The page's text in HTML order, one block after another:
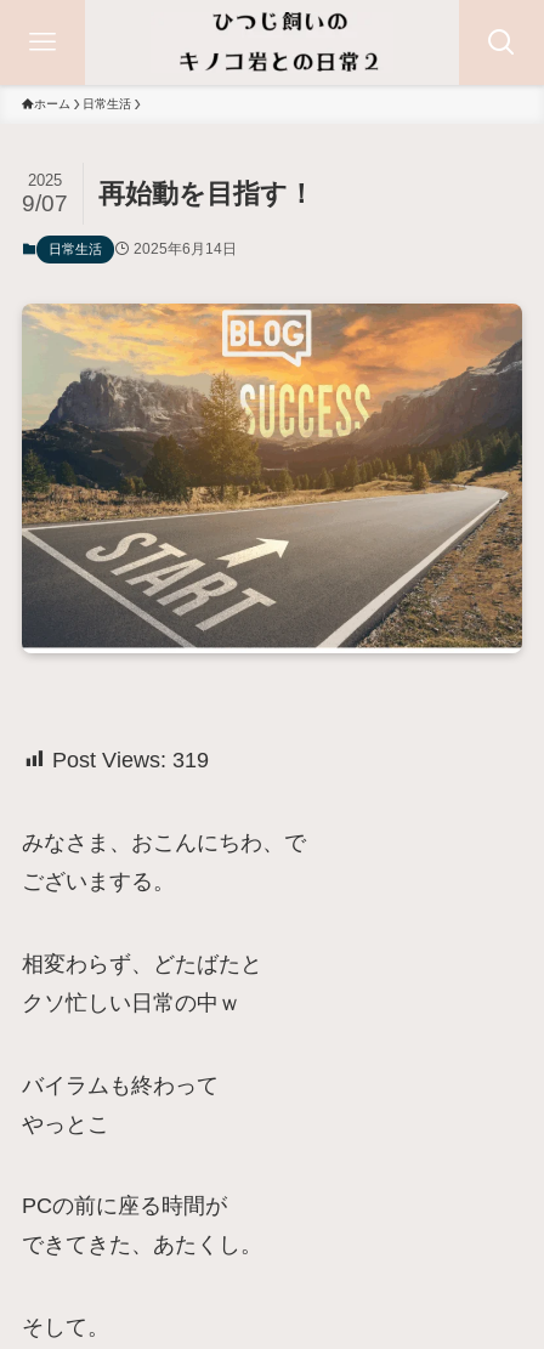
ホーム 日常生活
再始動を目指す！
2025
9/07
日常生活 2025年6月14日
Post Views: 319
みなさま、おこんにちわ、で
ございまする。
相変わらず、どたばたと
クソ忙しい日常の中ｗ
バイラムも終わって
やっとこ
PCの前に座る時間が
できてきた、あたくし。
そして。